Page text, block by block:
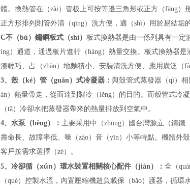
體。換熱管在（zài）管板上可按等邊三角形或正方（fāng
正方形排列則管外清（qīng）洗方便，適（shì）用於易結垢
C不（bú）鏽鋼板式（shì） 板式換熱器是由一係列具有一定
íng）通道，通過板片進行（háng）熱量交換。板式換熱器
湊輕巧、占（zhàn）地麵積小、安裝清洗方便、應用廣泛（
3、殼（ké）管（guǎn）式冷凝器： 與殼管式蒸發器（qì）
án）熱量帶走，從而達到製冷（lěng）的目的。而殼管式冷
（tǎ）冷卻水把蒸發器帶來的熱量排放到空氣中。
4、水泵（bèng）： 主要采用中（zhōng）國台灣源立（鑄
壽命長、故障率低、噪（zào）音（yīn）小等特點。 機體外
客戶按需求選擇（zé）。
5、 冷卻循（xún）環水裝置相關核心配件（jiàn）： 全（
（què）控製水溫，內置壓縮機超負載保（bǎo）護器，循